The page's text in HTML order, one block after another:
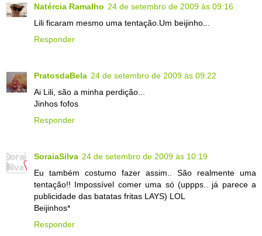
Natércia Ramalho 24 de setembro de 2009 às 09:16
Lili ficaram mesmo uma tentação.Um beijinho...
Responder
PratosdaBela 24 de setembro de 2009 às 09:22
Ai Lili, são a minha perdição...
Jinhos fofos
Responder
SoraiaSilva 24 de setembro de 2009 às 10:19
Eu também costumo fazer assim.. São realmente uma
tentação!! Impossível comer uma só (uppps.. já parece a
publicidade das batatas fritas LAYS) LOL
Beijinhos*
Responder